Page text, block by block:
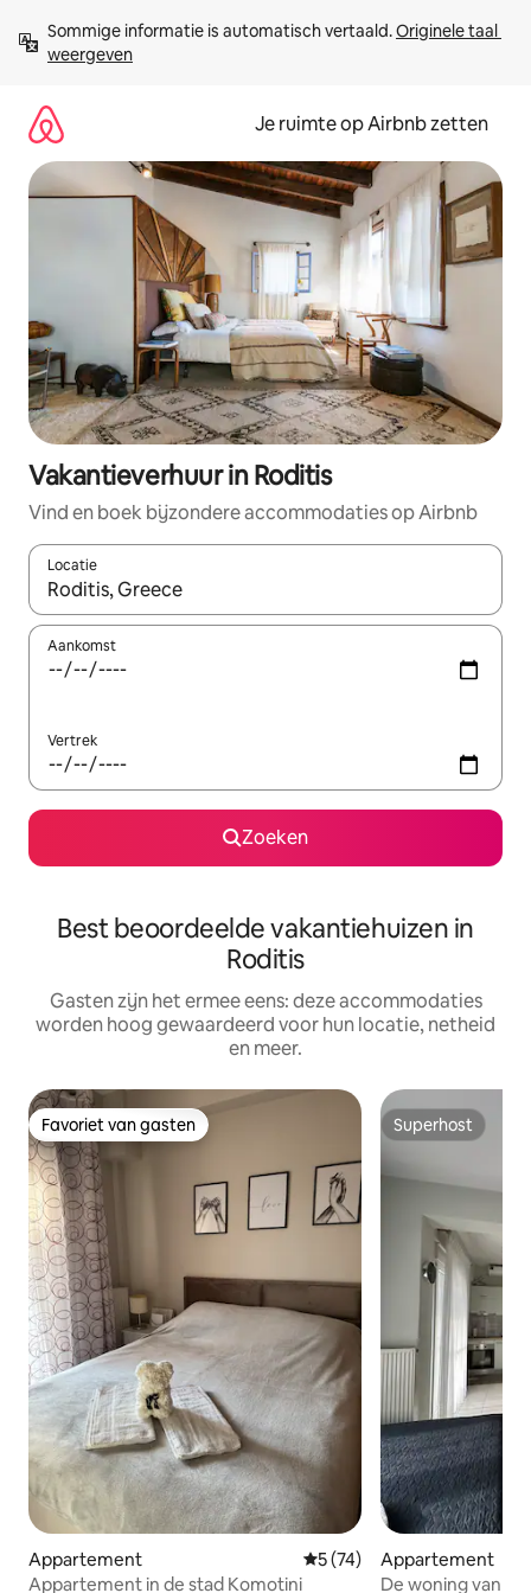
direct
naar
Sommige informatie is automatisch vertaald. Originele taal
weergeven
Je ruimte op Airbnb zetten
Vakantieverhuur in Roditis
Vind en boek bijzondere accommodaties op Airbnb
Locatie
Wanneer er suggesties beschikbaar zijn, maak je een keuze
Aankomst
Vertrek
Zoeken
Best beoordeelde vakantiehuizen in
Roditis
Gasten zijn het ermee eens: deze accommodaties
worden hoog gewaardeerd voor hun locatie, netheid
en meer.
Favoriet van gasten
Favoriet van gasten
Appartement Gemiddelde beoordeling
5 (74)
Appartement in de stad Komotini
Superhost
Superhost
Appartement
De woning van